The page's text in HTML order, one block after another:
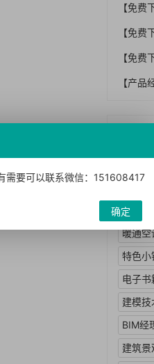
热
民用
建筑
视频教
暖通空
特色小
电子书
建模技
BIM经
建筑景
需要可以联系微信：151608417
确定